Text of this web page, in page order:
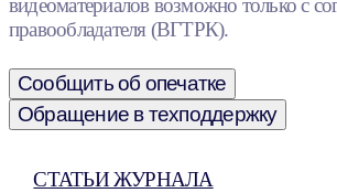
видеоматериалов возможно только с
правообладателя (ВГТРК).
Сообщить об опечатке
Обращение в техподдержку
СТАТЬИ ЖУРНАЛА